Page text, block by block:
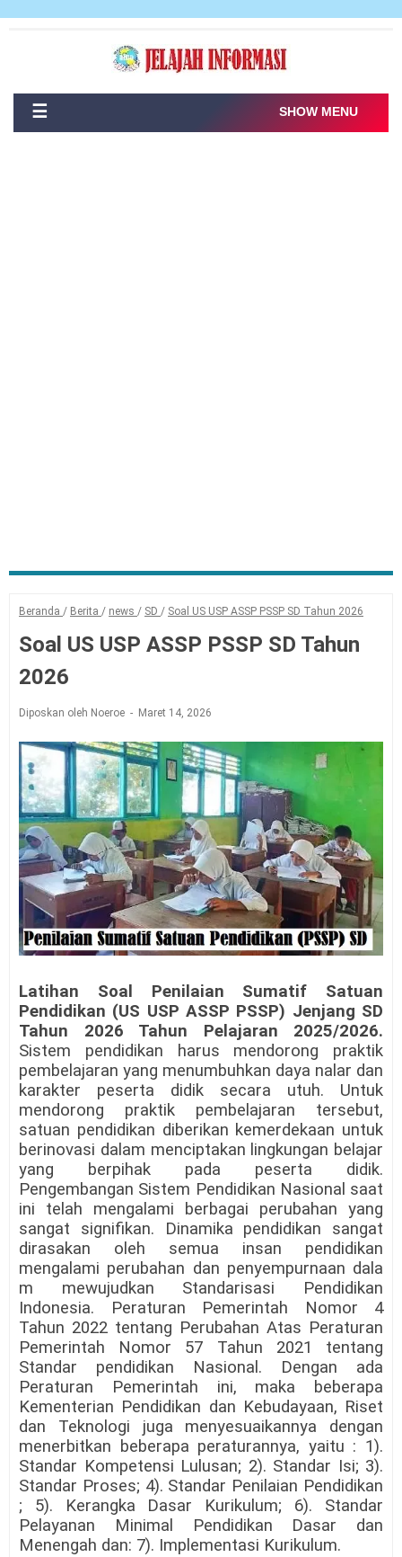
☰ SHOW MENU
Beranda / Berita / news / SD / Soal US USP ASSP PSSP SD Tahun 2026
Soal US USP ASSP PSSP SD Tahun
2026
Diposkan oleh Noeroe Maret 14, 2026
Latihan Soal Penilaian Sumatif Satuan
Pendidikan (US USP ASSP PSSP) Jenjang SD
Tahun 2026 Tahun Pelajaran 2025/2026.
Sistem pendidikan harus mendorong praktik
pembelajaran yang menumbuhkan daya nalar dan
karakter peserta didik secara utuh. Untuk
mendorong praktik pembelajaran tersebut,
satuan pendidikan diberikan kemerdekaan untuk
berinovasi dalam menciptakan lingkungan belajar
yang berpihak pada peserta didik.
Pengembangan Sistem Pendidikan Nasional saat
ini telah mengalami berbagai perubahan yang
sangat signifikan. Dinamika pendidikan sangat
dirasakan oleh semua insan pendidikan
mengalami perubahan dan penyempurnaan dala
m mewujudkan Standarisasi Pendidikan
Indonesia. Peraturan Pemerintah Nomor 4
Tahun 2022 tentang Perubahan Atas Peraturan
Pemerintah Nomor 57 Tahun 2021 tentang
Standar pendidikan Nasional. Dengan ada
Peraturan Pemerintah ini, maka beberapa
Kementerian Pendidikan dan Kebudayaan, Riset
dan Teknologi juga menyesuaikannya dengan
menerbitkan beberapa peraturannya, yaitu : 1).
Standar Kompetensi Lulusan; 2). Standar Isi; 3).
Standar Proses; 4). Standar Penilaian Pendidikan
; 5). Kerangka Dasar Kurikulum; 6). Standar
Pelayanan Minimal Pendidikan Dasar dan
Menengah dan: 7). Implementasi Kurikulum.